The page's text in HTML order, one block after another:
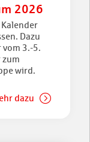
2026
Kalender
Dazu
vom 3.-5.
zum
wird.
dazu